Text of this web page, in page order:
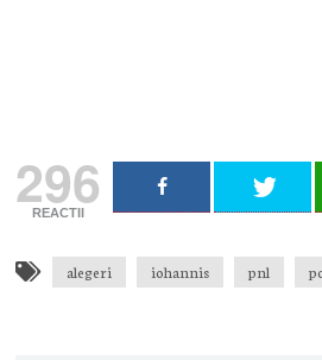
296
REACTII
alegeri iohannis pnl